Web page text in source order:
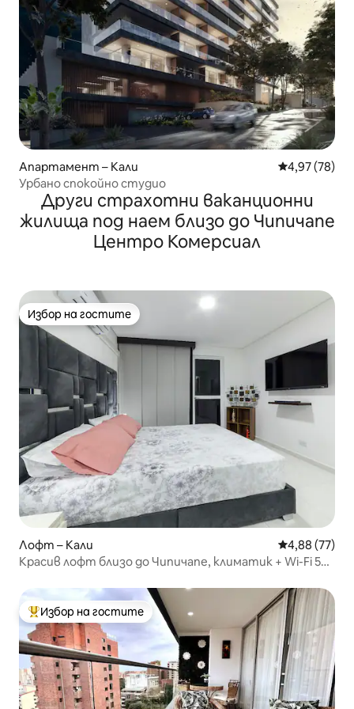
Апартамент – Кали Средна
4,97 (78)
Урбано спокойно студио
Други страхотни ваканционни
жилища под наем близо до Чипичапе
Центро Комерсиал
Избор на гостите
Избор на гостите
Лофт – Кали Средна
4,88 (77)
Красив лофт близо до Чипичапе, климатик + Wi-Fi 500
Най-популярен избор на гостите
Избор на гостите